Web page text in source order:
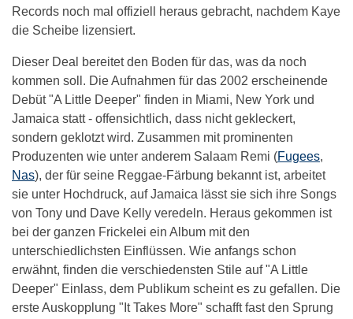
Records noch mal offiziell heraus gebracht, nachdem Kaye
die Scheibe lizensiert.
Dieser Deal bereitet den Boden für das, was da noch
kommen soll. Die Aufnahmen für das 2002 erscheinende
Debüt "A Little Deeper" finden in Miami, New York und
Jamaica statt - offensichtlich, dass nicht gekleckert,
sondern geklotzt wird. Zusammen mit prominenten
Produzenten wie unter anderem Salaam Remi (Fugees,
Nas), der für seine Reggae-Färbung bekannt ist, arbeitet
sie unter Hochdruck, auf Jamaica lässt sie sich ihre Songs
von Tony und Dave Kelly veredeln. Heraus gekommen ist
bei der ganzen Frickelei ein Album mit den
unterschiedlichsten Einflüssen. Wie anfangs schon
erwähnt, finden die verschiedensten Stile auf "A Little
Deeper" Einlass, dem Publikum scheint es zu gefallen. Die
erste Auskopplung "It Takes More" schafft fast den Sprung